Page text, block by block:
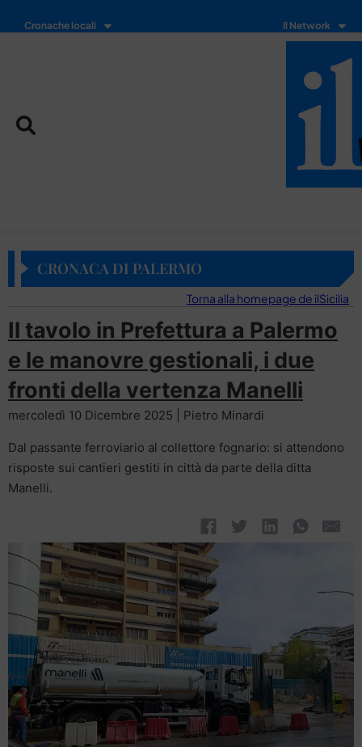
Cronache locali Il Network
CRONACA DI PALERMO
Torna alla homepage de ilSicilia
Il tavolo in Prefettura a Palermo
e le manovre gestionali, i due
fronti della vertenza Manelli
mercoledì 10 Dicembre 2025 | Pietro Minardi
Dal passante ferroviario al collettore fognario: si attendono
risposte sui cantieri gestiti in città da parte della ditta
Manelli.